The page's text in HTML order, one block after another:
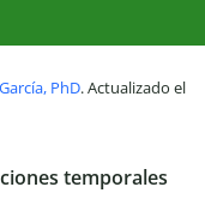
PhD. Actualizado el
temporales